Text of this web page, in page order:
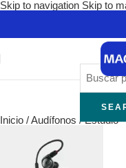
Skip to navigation Skip to
Inicio /Audífonos / Estudio